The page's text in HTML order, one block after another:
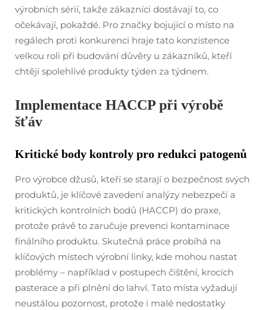
výrobních sérií, takže zákazníci dostávají to, co
očekávají, pokaždé. Pro značky bojující o místo na
regálech proti konkurenci hraje tato konzistence
velkou roli při budování důvěry u zákazníků, kteří
chtějí spolehlivé produkty týden za týdnem.
Implementace HACCP při výrobě
šťáv
Kritické body kontroly pro redukci patogenů
Pro výrobce džusů, kteří se starají o bezpečnost svých
produktů, je klíčové zavedení analýzy nebezpečí a
kritických kontrolních bodů (HACCP) do praxe,
protože právě to zaručuje prevenci kontaminace
finálního produktu. Skutečná práce probíhá na
klíčových místech výrobní linky, kde mohou nastat
problémy – například v postupech čištění, krocích
pasterace a při plnění do lahví. Tato místa vyžadují
neustálou pozornost, protože i malé nedostatky